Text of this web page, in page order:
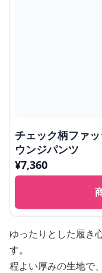
チェック柄ファ
ウンジパンツ
¥7,360
ゆったりとした履き
す。
程よい厚みの生地で